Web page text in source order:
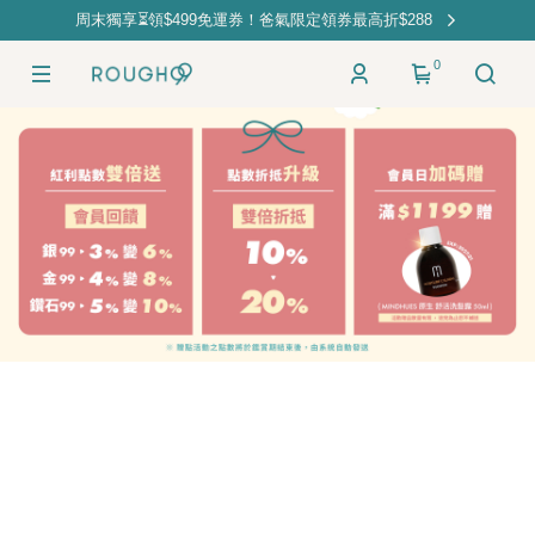
周末獨享⏳領$499免運券！爸氣限定領券最高折$288
0